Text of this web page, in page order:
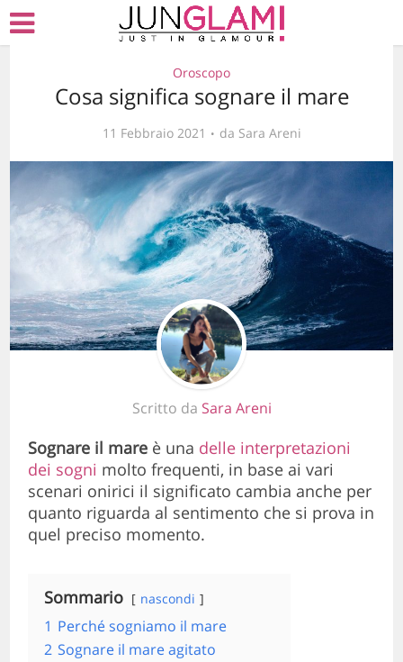
Oroscopo
Cosa significa sognare il mare
11 Febbraio 2021 da Sara Areni
Scritto da Sara Areni
Sognare il mare è una delle interpretazioni
dei sogni molto frequenti, in base ai vari
scenari onirici il significato cambia anche per
quanto riguarda al sentimento che si prova in
quel preciso momento.
Sommario nascondi
1 Perché sogniamo il mare
2 Sognare il mare agitato